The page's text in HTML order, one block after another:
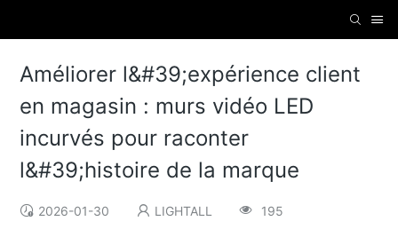
Améliorer l&#39;expérience client
en magasin : murs vidéo LED
incurvés pour raconter
l&#39;histoire de la marque
2026-01-30 LIGHTALL 195